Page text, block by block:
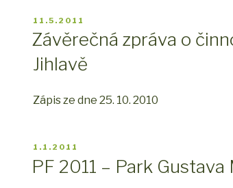
PUBLIKOVÁNO
11.5.2011
Závěrečná zpráva o
Jihlavě
Zápis ze dne 25. 10. 2010
PUBLIKOVÁNO
1.1.2011
PF 2011 – Park Gustava